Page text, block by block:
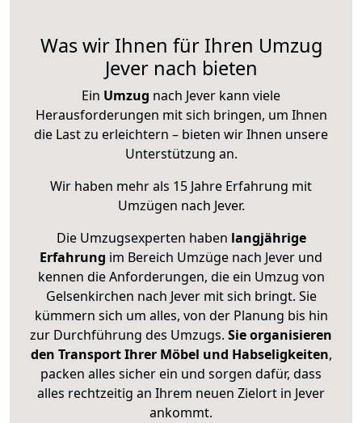
Was wir Ihnen für Ihren Umzug
Jever nach bieten
Ein Umzug nach Jever kann viele
Herausforderungen mit sich bringen, um Ihnen
die Last zu erleichtern – bieten wir Ihnen unsere
Unterstützung an.
Wir haben mehr als 15 Jahre Erfahrung mit
Umzügen nach Jever.
Die Umzugsexperten haben langjährige
Erfahrung im Bereich Umzüge nach Jever und
kennen die Anforderungen, die ein Umzug von
Gelsenkirchen nach Jever mit sich bringt. Sie
kümmern sich um alles, von der Planung bis hin
zur Durchführung des Umzugs. Sie organisieren
den Transport Ihrer Möbel und Habseligkeiten,
packen alles sicher ein und sorgen dafür, dass
alles rechtzeitig an Ihrem neuen Zielort in Jever
ankommt.